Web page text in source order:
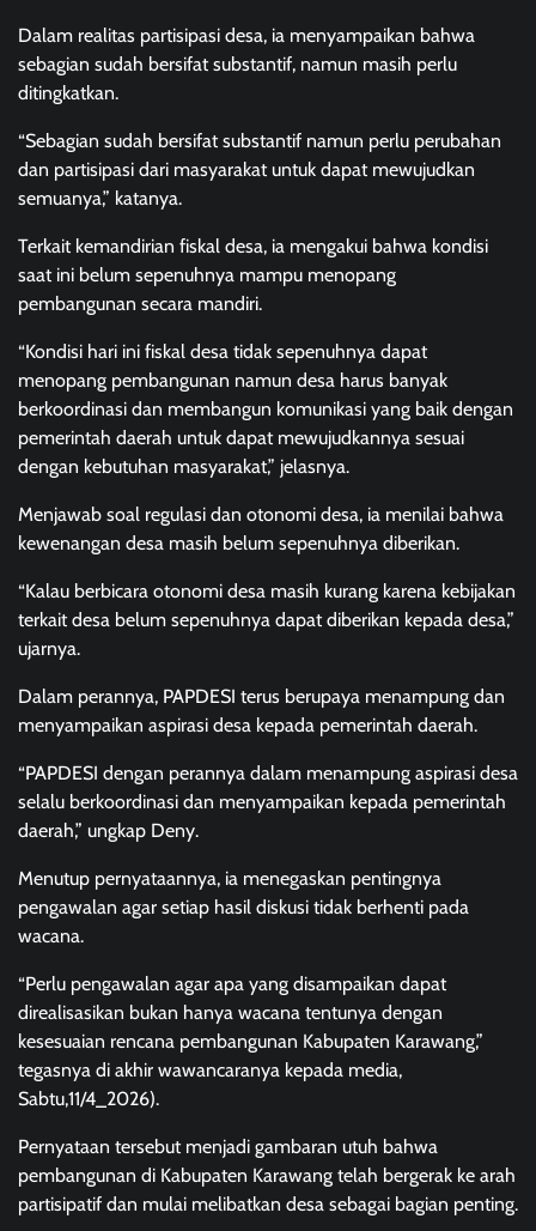
Dalam realitas partisipasi desa, ia menyampaikan bahwa
sebagian sudah bersifat substantif, namun masih perlu
ditingkatkan.
“Sebagian sudah bersifat substantif namun perlu perubahan
dan partisipasi dari masyarakat untuk dapat mewujudkan
semuanya,” katanya.
Terkait kemandirian fiskal desa, ia mengakui bahwa kondisi
saat ini belum sepenuhnya mampu menopang
pembangunan secara mandiri.
“Kondisi hari ini fiskal desa tidak sepenuhnya dapat
menopang pembangunan namun desa harus banyak
berkoordinasi dan membangun komunikasi yang baik dengan
pemerintah daerah untuk dapat mewujudkannya sesuai
dengan kebutuhan masyarakat,” jelasnya.
Menjawab soal regulasi dan otonomi desa, ia menilai bahwa
kewenangan desa masih belum sepenuhnya diberikan.
“Kalau berbicara otonomi desa masih kurang karena kebijakan
terkait desa belum sepenuhnya dapat diberikan kepada desa,”
ujarnya.
Dalam perannya, PAPDESI terus berupaya menampung dan
menyampaikan aspirasi desa kepada pemerintah daerah.
“PAPDESI dengan perannya dalam menampung aspirasi desa
selalu berkoordinasi dan menyampaikan kepada pemerintah
daerah,” ungkap Deny.
Menutup pernyataannya, ia menegaskan pentingnya
pengawalan agar setiap hasil diskusi tidak berhenti pada
wacana.
“Perlu pengawalan agar apa yang disampaikan dapat
direalisasikan bukan hanya wacana tentunya dengan
kesesuaian rencana pembangunan Kabupaten Karawang,”
tegasnya di akhir wawancaranya kepada media,
Sabtu,11/4_2026).
Pernyataan tersebut menjadi gambaran utuh bahwa
pembangunan di Kabupaten Karawang telah bergerak ke arah
partisipatif dan mulai melibatkan desa sebagai bagian penting.